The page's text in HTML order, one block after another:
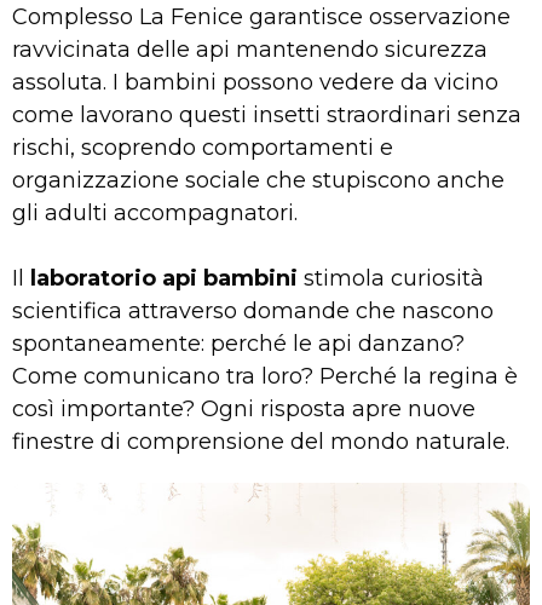
Complesso La Fenice garantisce osservazione
ravvicinata delle api mantenendo sicurezza
assoluta. I bambini possono vedere da vicino
come lavorano questi insetti straordinari senza
rischi, scoprendo comportamenti e
organizzazione sociale che stupiscono anche
gli adulti accompagnatori.
Il laboratorio api bambini stimola curiosità
scientifica attraverso domande che nascono
spontaneamente: perché le api danzano?
Come comunicano tra loro? Perché la regina è
così importante? Ogni risposta apre nuove
finestre di comprensione del mondo naturale.